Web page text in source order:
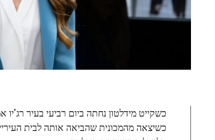
כשקייט מידלטון נחתה ביום רביעי בעיר
כשיצאה מהמכונית שהביאה אותה לבית